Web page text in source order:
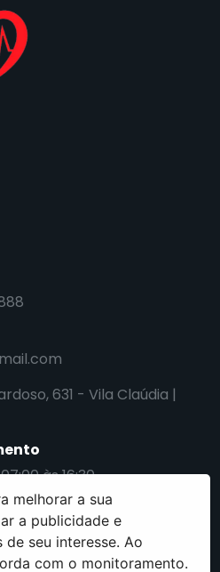
631 - Vila Claúdia |
às 16:30
melhorar a sua
a publicidade e
seu interesse. Ao
com o monitoramento.